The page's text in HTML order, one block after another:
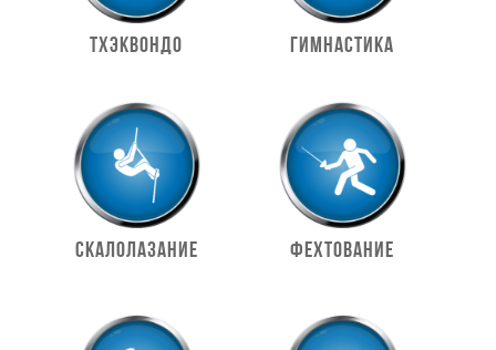
Тхэквондо Гимнастика
Скалолазание Фехтование